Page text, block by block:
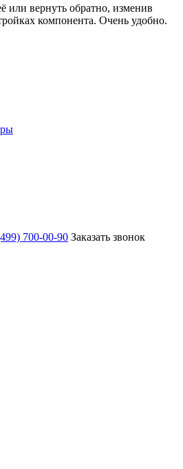
или вернуть обратно, изменив
компонента. Очень удобно.
700-00-90 Заказать звонок